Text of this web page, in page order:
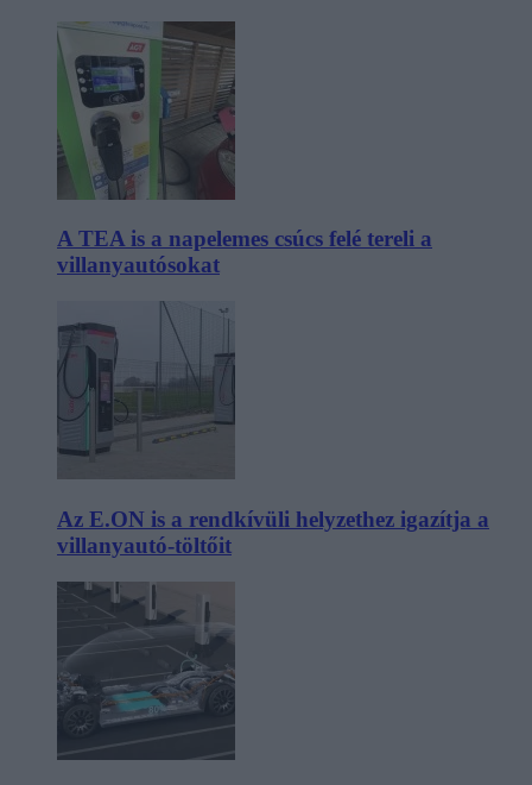
A TEA is a napelemes csúcs felé tereli a
villanyautósokat
Az E.ON is a rendkívüli helyzethez igazítja a
villanyautó-töltőit